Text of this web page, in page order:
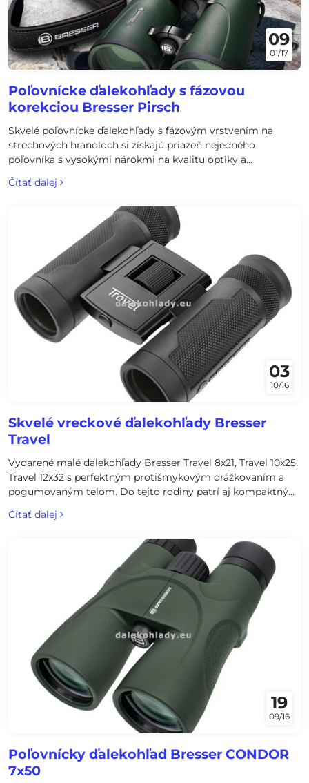
09
01/17
Poľovnícke ďalekohľady s fázovou
korekciou Bresser Pirsch
Skvelé poľovnícke ďalekohľady s fázovým vrstvením na
strechových hranoloch si získajú priazeň nejedného
poľovníka s vysokými nárokmi na kvalitu optiky a
mechanického vyhotovenia. Binokuláre sa vyrábajú s
parametrami 8x56mm, 8x42mm a 10x42mm.
Čítať ďalej
03
10/16
Skvelé vreckové ďalekohľady Bresser
Travel
Vydarené malé ďalekohľady Bresser Travel 8x21, Travel 10x25,
Travel 12x32 s perfektným protišmykovým drážkovaním a
pogumovaným telom. Do tejto rodiny patrí aj kompaktný
vreckový binokulár Bresser Travel 10x32 GA s moderným
štíhlym dizajnom. Ďalekohľady sa stanú veľmi obľúbenými
Čítať ďalej
19
09/16
Poľovnícky ďalekohľad Bresser CONDOR
7x50